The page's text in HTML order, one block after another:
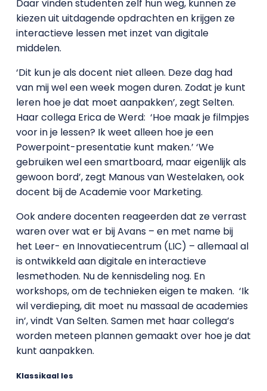
Daar vinden studenten zelf hun weg, kunnen ze
kiezen uit uitdagende opdrachten en krijgen ze
interactieve lessen met inzet van digitale
middelen.
‘Dit kun je als docent niet alleen. Deze dag had
van mij wel een week mogen duren. Zodat je kunt
leren hoe je dat moet aanpakken’, zegt Selten.
Haar collega Erica de Werd: ‘Hoe maak je filmpjes
voor in je lessen? Ik weet alleen hoe je een
Powerpoint-presentatie kunt maken.’ ‘We
gebruiken wel een smartboard, maar eigenlijk als
gewoon bord’, zegt Manous van Westelaken, ook
docent bij de Academie voor Marketing.
Ook andere docenten reageerden dat ze verrast
waren over wat er bij Avans – en met name bij
het Leer- en Innovatiecentrum (LIC) – allemaal al
is ontwikkeld aan digitale en interactieve
lesmethoden. Nu de kennisdeling nog. En
workshops, om de technieken eigen te maken. ‘Ik
wil verdieping, dit moet nu massaal de academies
in’, vindt Van Selten. Samen met haar collega’s
worden meteen plannen gemaakt over hoe je dat
kunt aanpakken.
Klassikaal les